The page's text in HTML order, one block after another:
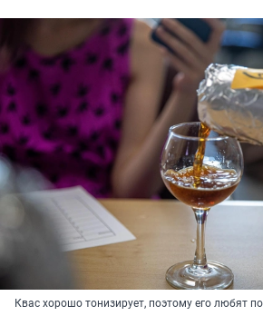
Квас хорошо тонизирует, поэтому его любят